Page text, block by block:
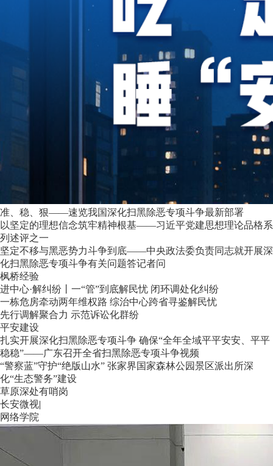
准、稳、狠——速览我国深化扫黑除恶专项斗争最新部署
以坚定的理想信念筑牢精神根基——习近平党建思想理论品格系
列述评之一
坚定不移与黑恶势力斗争到底——中央政法委负责同志就开展深
化扫黑除恶专项斗争有关问题答记者问
枫桥经验
进中心·解纠纷丨一“管”到底解民忧 闭环调处化纠纷
一栋危房牵动两年维权路 综治中心跨省寻鉴解民忧
先行调解聚合力 示范诉讼化群纷
平安建设
扎实开展深化扫黑除恶专项斗争 确保“全年全域平平安安、平平
稳稳”——广东召开全省扫黑除恶专项斗争视频
“警察蓝”守护“绝版山水” 张家界国家森林公园景区派出所深
化“生态警务”建设
草原深处有哨岗
长安微视|
网络学院